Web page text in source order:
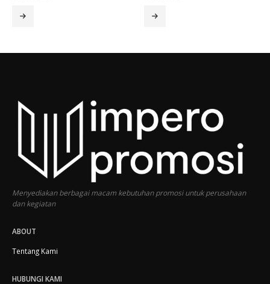
Menyediakan berbagai macam kebutuhan promosi untuk perusahaan
dan kegiatan
ABOUT
Tentang Kami
HUBUNGI KAMI